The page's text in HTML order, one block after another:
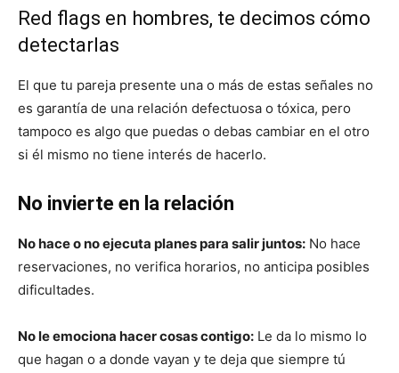
Red flags en hombres, te decimos cómo
detectarlas
El que tu pareja presente una o más de estas señales no
es garantía de una relación defectuosa o tóxica, pero
tampoco es algo que puedas o debas cambiar en el otro
si él mismo no tiene interés de hacerlo.
No invierte en la relación
No hace o no ejecuta planes para salir juntos: No hace
reservaciones, no verifica horarios, no anticipa posibles
dificultades.
No le emociona hacer cosas contigo: Le da lo mismo lo
que hagan o a donde vayan y te deja que siempre tú